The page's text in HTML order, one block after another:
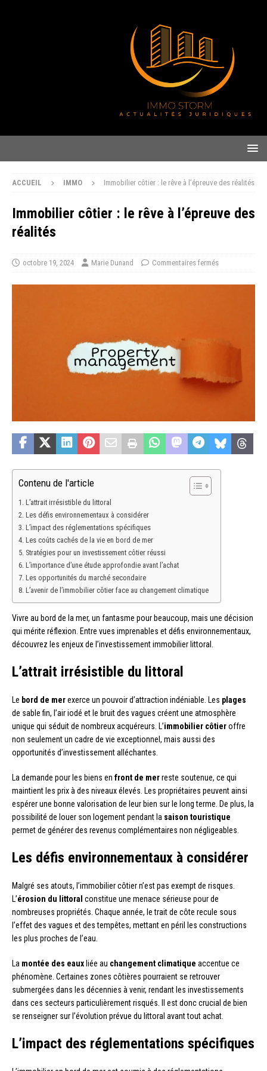
ACCUEIL IMMO Immobilier côtier : le rêve à l’épreuve des réalités
Immobilier côtier : le rêve à l’épreuve des
réalités
octobre 19, 2024 Marie Dunand Commentaires fermés
Contenu de l'article
L’attrait irrésistible du littoral
Les défis environnementaux à considérer
L’impact des réglementations spécifiques
Les coûts cachés de la vie en bord de mer
Stratégies pour un investissement côtier réussi
L’importance d’une étude approfondie avant l’achat
Les opportunités du marché secondaire
L’avenir de l’immobilier côtier face au changement climatique
Vivre au bord de la mer, un fantasme pour beaucoup, mais une décision
qui mérite réflexion. Entre vues imprenables et défis environnementaux,
découvrez les enjeux de l’investissement immobilier littoral.
L’attrait irrésistible du littoral
Le bord de merexerce un pouvoir d’attraction indéniable. Les plages
de sable fin, l’air iodé et le bruit des vagues créent une atmosphère
unique qui séduit de nombreux acquéreurs. L’immobilier côtieroffre
non seulement un cadre de vie exceptionnel, mais aussi des
opportunités d’investissement alléchantes.
La demande pour les biens en front de merreste soutenue, ce qui
maintient les prix à des niveaux élevés. Les propriétaires peuvent ainsi
espérer une bonne valorisation de leur bien sur le long terme. De plus, la
possibilité de louer son logement pendant la saison touristique
permet de générer des revenus complémentaires non négligeables.
Les défis environnementaux à considérer
Malgré ses atouts, l’immobilier côtier n’est pas exempt de risques.
L’érosion du littoral constitue une menace sérieuse pour de
nombreuses propriétés. Chaque année, le trait de côte recule sous
l’effet des vagues et des tempêtes, mettant en péril les constructions
les plus proches de l’eau.
La montée des eaux liée au changement climatique accentue ce
phénomène. Certaines zones côtières pourraient se retrouver
submergées dans les décennies à venir, rendant les investissements
dans ces secteurs particulièrement risqués. Il est donc crucial de bien
se renseigner sur l’évolution prévue du littoral avant tout achat.
L’impact des réglementations spécifiques